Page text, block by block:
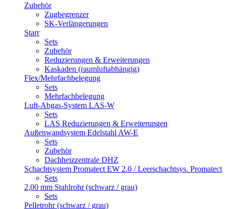
Zubehör
Zugbegrenzer
SK-Verlängerungen
Starr
Sets
Zubehör
Reduzierungen & Erweiterungen
Kaskaden (raumluftabhängig)
Flex/Mehrfachbelegung
Sets
Mehrfachbelegung
Luft-Abgas-System LAS-W
Sets
LAS Reduzierungen & Erweiterungen
Außenwandsystem Edelstahl AW-E
Sets
Zubehör
Dachheizzentrale DHZ
Schachtsystem Promatect EW 2.0 / Leerschachtsys. Promatect
Sets
2,00 mm Stahlrohr (schwarz / grau)
Sets
Pelletrohr (schwarz / grau)